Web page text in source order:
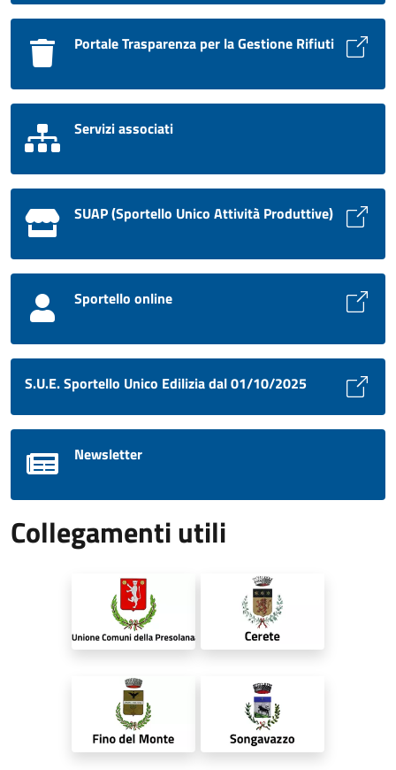
Portale Trasparenza per la Gestione Rifiuti
Servizi associati
SUAP (Sportello Unico Attività Produttive)
Sportello online
S.U.E. Sportello Unico Edilizia dal 01/10/2025
Newsletter
Collegamenti utili